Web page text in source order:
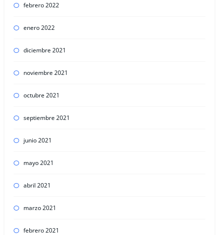
febrero 2022
enero 2022
diciembre 2021
noviembre 2021
octubre 2021
septiembre 2021
junio 2021
mayo 2021
abril 2021
marzo 2021
febrero 2021